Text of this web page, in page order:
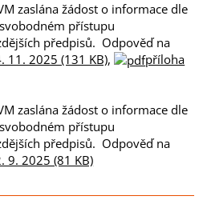
zaslána žádost o informace dle
přístupu
předpisů. Odpověď na
11. 2025 (131 KB),
příloha
zaslána žádost o informace dle
přístupu
předpisů. Odpověď na
9. 2025 (81 KB)